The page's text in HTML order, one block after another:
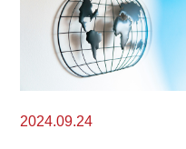
2024.09.24